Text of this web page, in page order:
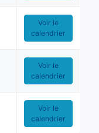
Voir le
calendrier
Voir le
calendrier
Voir le
calendrier